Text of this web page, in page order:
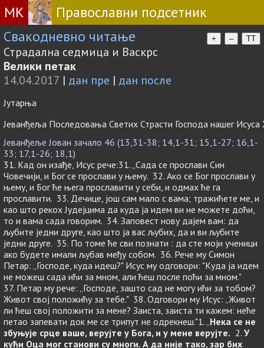
МК
Православни подсетник
Свакодневно читање
+ – TT
Страдална седмица и Васкрс
Велики петак
14.04.2017 | дан пре | дан после
Јутарња
Јеванђеља Последовања Светих Страсти Господа нашег Исуса
Јеванђеље Јован зачало 46 (13,31-38; 14,1-31; 15,1-27; 16,1-
33; 17,1-26; 18,1)
31. Кад он изађе, Исус рече:31. „Сада се прослави Син
Човечији, и Бог се прослави у њему. 32. Ако се Бог прослави у
њему, и Бог ће њега прославити у себи, и одмах ће га
прославити. 33. Дечице, још сам мало с вама; тражићете ме, и
као што рекох Јудејцима да куда ја идем ви не можете доћи,
то и вама сада говорим. 34. Заповест нову дајем вам: да
љубите једни друге, као што ја вас љубих, да и ви љубите
једни друге. 35. По томе ће сви познати : да сте моји ученици
ако будете имали љубав међу собом. 36. Рече му Симон
Петар: „Господе, куда идеш?" Исус му одговори: "Куда ја идем
не можеш сада ићи за мном, али ћеш после поћи за мном."
37. Петар му рече: „Господе, зашто сад не могу ићи за тобом?
Живот свој положићу за тебе." 38. Одговори му Исус: „Живот
ли ћеш свој положити за мене? Заиста, заиста ти кажем: неће
петао запевати док ме се трипут не одрекнеш."1. „Нека се не
збуњује срце ваше, верујте у Бога, и у мене верујте. 2. У
кући Оца мог станови су многи. А да није тако, зар бих